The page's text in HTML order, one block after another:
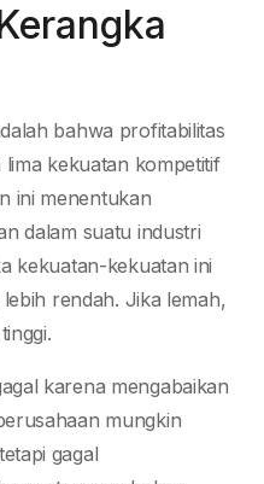
bahwa profitabilitas
kekuatan kompetitif
ini menentukan
dalam suatu industri
kekuatan-kekuatan ini
rendah. Jika lemah,
karena mengabaikan
mungkin
gagal